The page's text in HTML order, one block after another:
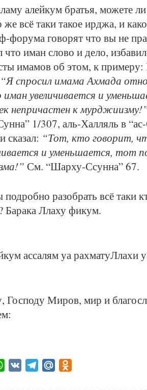
алейкум братья, можете
всё таки такое ирджа, и
форума говорят что вы не
что иман слово и дело,
имамов об этом, к
“Я спросил имама Ахмада
увеличивается и
непричастен к
1/307, аль-Халляль в
сказал: “Тот, кто говорит,
и уменьшается, тот
См. “Шарху-Ссунна” 67.
разобрать всё таки
Ллаху фикум.
ассалям уа рахматуЛлахи
Господу Миров, мир и
WhatsApp
VK TelegramMail.Ru